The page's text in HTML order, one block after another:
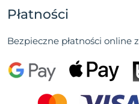
Płatności
Bezpieczne płatności online